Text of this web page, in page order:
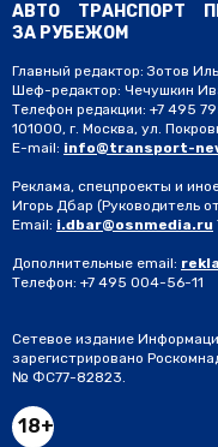
АВТО ТРАНСПОРТ
ЗА РУБЕЖОМ
Главный редактор: Зотов
Шеф-редактор: Чечушкин
Телефон редакции: +7 495
101000, г. Москва, ул.
E-mail: info@transport-
Реклама, спецпроекты и
Игорь Дбар (Руководитель
Email: i.dbar@osnmedia.ru
Дополнительные email:
Телефон: +7 495 004-56-11
Сетевое издание
зарегистрировано
№ ФС77-82823.
18+